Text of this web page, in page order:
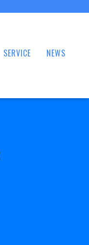
SERVICE NEWS